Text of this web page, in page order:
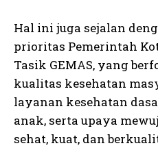
Hal ini juga sejalan
prioritas Pemerintah
Tasik GEMAS, yang
kualitas kesehatan
layanan kesehatan
anak, serta upaya
sehat, kuat, dan